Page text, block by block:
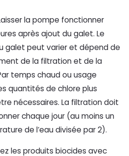
la pompe fonctionner
après ajout du galet. Le
galet peut varier et dépend de
de la filtration et de la
temps chaud ou usage
quantités de chlore plus
nécessaires. La filtration doit
chaque jour (au moins un
de l’eau divisée par 2).
les produits biocides avec